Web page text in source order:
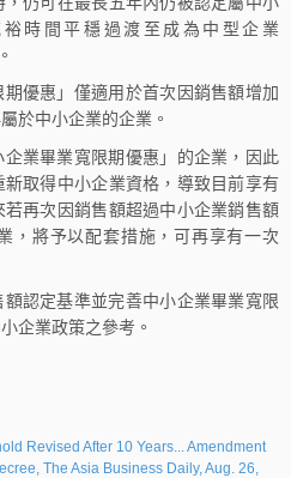
時間平穩過渡至成為中型企業
優惠」僅適用於首次因銷售額增加
於中小企業的企業。
業畢業寬限期優惠」的企業，因此
取得中小企業資格，導致目前享有
再次因銷售額超過中小企業銷售額
，將予以配套措施，可再享有一次
認定基準並完善中小企業畢業寬限
企業政策之參考。
Revised After 10 Years... Amendment
The Asia Business Daily, Aug. 26,